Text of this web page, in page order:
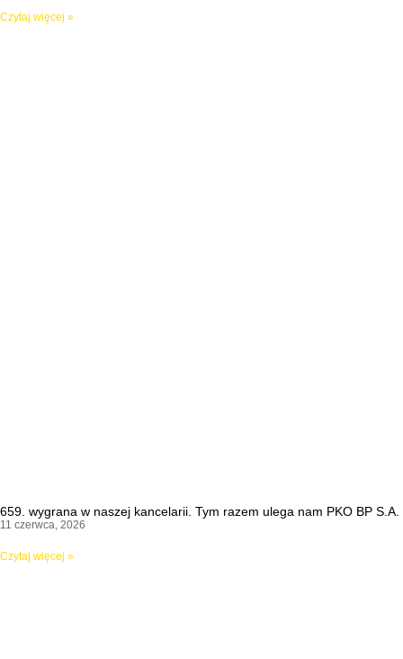
Czytaj więcej »
659. wygrana w naszej kancelarii. Tym razem ulega nam PKO BP S.A.
11 czerwca, 2026
Czytaj więcej »